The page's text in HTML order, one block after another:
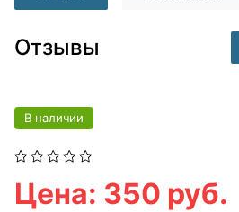
Отзывы
В наличии
Цена: 350 руб.